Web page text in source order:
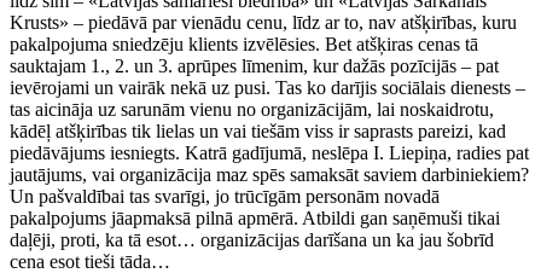
Krusts» – piedāvā par vienādu cenu, līdz ar to, nav atšķirības, kuru
pakalpojuma sniedzēju klients izvēlēsies. Bet atšķiras cenas tā
sauktajam 1., 2. un 3. aprūpes līmenim, kur dažās pozīcijās – pat
ievērojami un vairāk nekā uz pusi. Tas ko darījis sociālais dienests –
tas aicināja uz sarunām vienu no organizācijām, lai noskaidrotu,
kādēļ atšķirības tik lielas un vai tiešām viss ir saprasts pareizi, kad
piedāvājums iesniegts. Katrā gadījumā, neslēpa I. Liepiņa, radies pat
jautājums, vai organizācija maz spēs samaksāt saviem darbiniekiem?
Un pašvaldībai tas svarīgi, jo trūcīgām personām novadā
pakalpojums jāapmaksā pilnā apmērā. Atbildi gan saņēmuši tikai
daļēji, proti, ka tā esot… organizācijas darīšana un ka jau šobrīd
cena esot tieši tāda…